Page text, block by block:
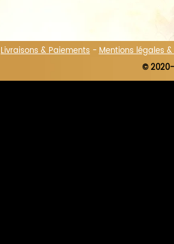
Livraisons & Paiements -Mentions légales &
© 2020-